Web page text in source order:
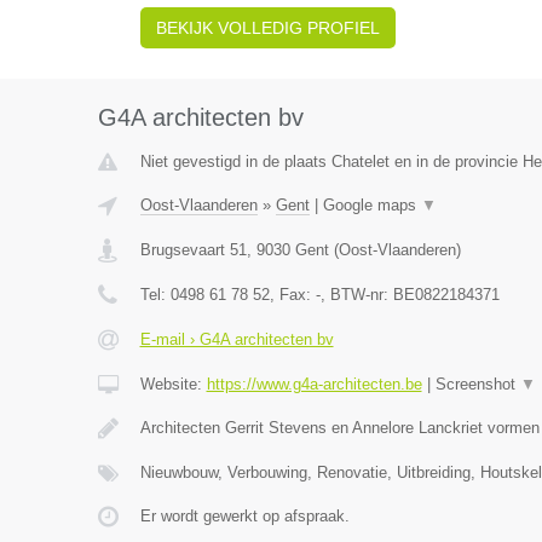
BEKIJK VOLLEDIG PROFIEL
G4A architecten bv
Niet gevestigd in de plaats Chatelet en in de provincie
Oost-Vlaanderen» Gent| Google maps ▼
Brugsevaart 51, 9030 Gent(Oost-Vlaanderen)
Tel: 0498 61 78 52, Fax: -, BTW-nr: BE0822184371
E-mail › G4A architecten bv
Website: https://www.g4a-architecten.be| Screenshot ▼
Architecten Gerrit Stevens en Annelore Lanckriet
Nieuwbouw, Verbouwing, Renovatie, Uitbreiding,
Er wordt gewerkt op afspraak.